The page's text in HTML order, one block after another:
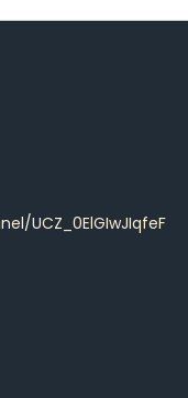
UCZ_0ElGIwJIqfeF